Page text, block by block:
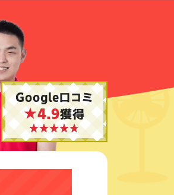
Google口コミ
★4.9獲得